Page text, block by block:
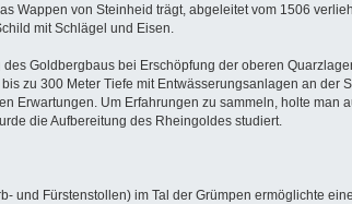
Wappen von Steinheid trägt, abgeleitet vom 1506
mit Schlägel und Eisen.
Goldbergbaus bei Erschöpfung der oberen
zu 300 Meter Tiefe mit Entwässerungsanlagen an
Erwartungen. Um Erfahrungen zu sammeln, holte
die Aufbereitung des Rheingoldes studiert.
und Fürstenstollen) im Tal der Grümpen ermöglichte